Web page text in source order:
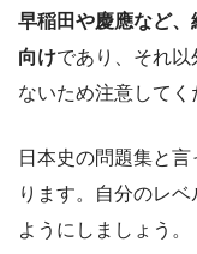
早稲田や慶應など
向けであり、それ
ないため注意してく
日本史の問題集と
ります。自分のレ
ようにしましょう。